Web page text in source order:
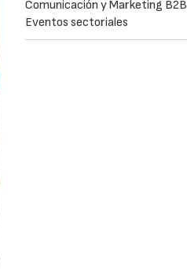
Comunicación y Marketing B2B
Eventos sectoriales